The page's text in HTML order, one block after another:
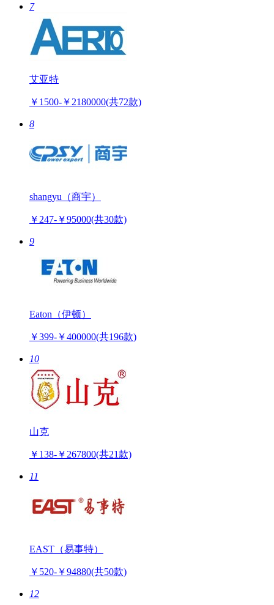
7
艾亚特
￥1500-￥2180000(共72款)
8
shangyu（商宇）
￥247-￥95000(共30款)
9
Eaton（伊顿）
￥399-￥400000(共196款)
10
山克
￥138-￥267800(共21款)
11
EAST（易事特）
￥520-￥94880(共50款)
12